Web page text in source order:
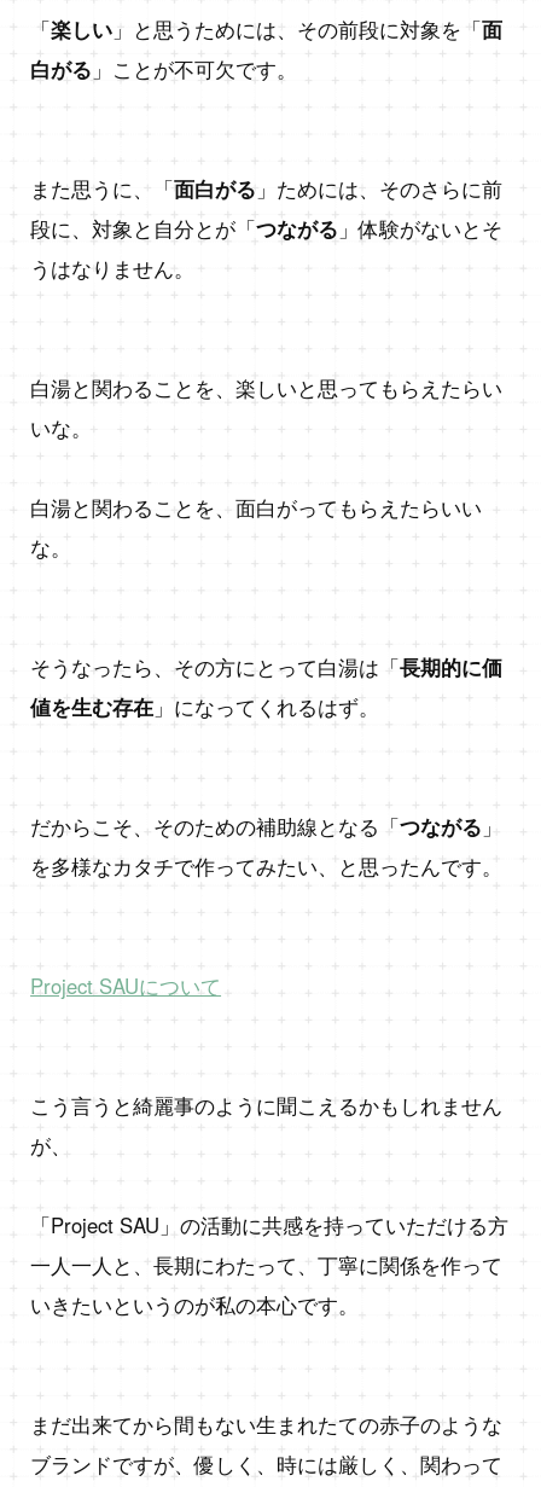
「楽しい 」と思うためには、その前段に対象を「面
白がる 」ことが不可欠です。
また思うに、「面白がる 」ためには、そのさらに前
段に、対象と自分とが「つながる 」体験がないとそ
うはなりません。
白湯と関わることを、楽しいと思ってもらえたらい
いな。
白湯と関わることを、面白がってもらえたらいい
な。
そうなったら、その方にとって白湯は「長期的に価
値を生む存在 」になってくれるはず。
だからこそ、そのための補助線となる「つながる 」
を多様なカタチで作ってみたい、と思ったんです。
Project SAUについて
こう言うと綺麗事のように聞こえるかもしれません
が、
「Project SAU」の活動に共感を持っていただける方
一人一人と、長期にわたって、丁寧に関係を作って
いきたいというのが私の本心です。
まだ出来てから間もない生まれたての赤子のような
ブランドですが、優しく、時には厳しく、関わって